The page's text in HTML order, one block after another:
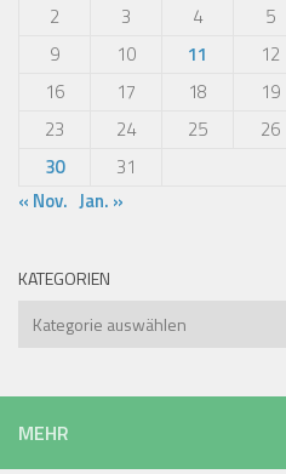
2
3 4 5
9
10 11 12
16
17 18 19
23
24 25 26
30
31
« Nov. Jan. »
KATEGORIEN
Kategorien
MEHR